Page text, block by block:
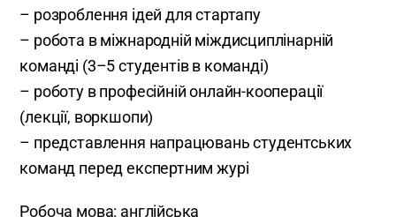
– розроблення ідей для стартапу
– робота в міжнародній міждисциплінарній
команді (3–5 студентів в команді)
– роботу в професійній онлайн-кооперації
(лекції, воркшопи)
– представлення напрацювань студентських
команд перед експертним журі
Робоча мова: англійська